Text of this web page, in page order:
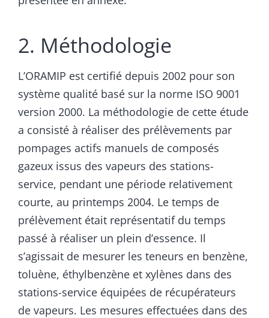
2. Méthodologie
L’ORAMIP est certifié depuis 2002 pour son
système qualité basé sur la norme ISO 9001
version 2000. La méthodologie de cette étude
a consisté à réaliser des prélèvements par
pompages actifs manuels de composés
gazeux issus des vapeurs des stations-
service, pendant une période relativement
courte, au printemps 2004. Le temps de
prélèvement était représentatif du temps
passé à réaliser un plein d’essence. Il
s’agissait de mesurer les teneurs en benzène,
toluène, éthylbenzène et xylènes dans des
stations-service équipées de récupérateurs
de vapeurs. Les mesures effectuées dans des